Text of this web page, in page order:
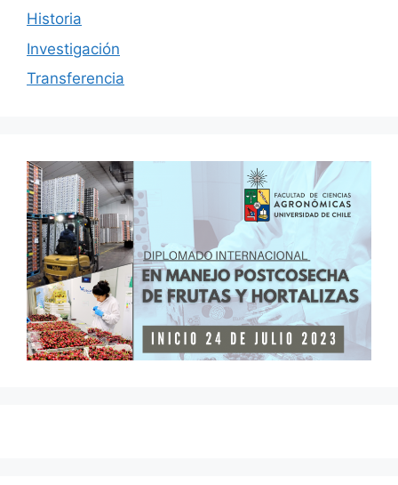
Historia
Investigación
Transferencia